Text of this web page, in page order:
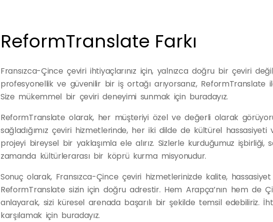
ReformTranslate Farkı
Fransızca-Çince çeviri ihtiyaçlarınız için, yalnızca doğru bir çeviri
profesyonellik ve güvenilir bir iş ortağı arıyorsanız,
Size mükemmel bir çeviri deneyimi sunmak için buradayız.
ReformTranslate olarak, her müşteriyi özel ve değerli olarak
sağladığımız çeviri hizmetlerinde, her iki dilde de kültürel
projeyi bireysel bir yaklaşımla ele alırız. Sizlerle kurduğumuz
zamanda kültürlerarası bir köprü kurma misyonudur.
Sonuç olarak, Fransızca-Çince çeviri hizmetlerinizde kalite, hassasiyet
ReformTranslate sizin için doğru adrestir. Hem Arapça’nın hem de
anlayarak, sizi küresel arenada başarılı bir şekilde temsil edebiliriz.
karşılamak için buradayız.